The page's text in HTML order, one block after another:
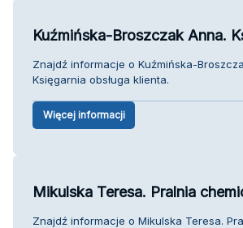
Kuźmińska-Broszczak Anna.
Znajdź informacje o Kuźmińska-
Księgarnia obsługa klienta.
Więcej informacji
Mikulska Teresa. Pralnia
Znajdź informacje o Mikulska Teresa.